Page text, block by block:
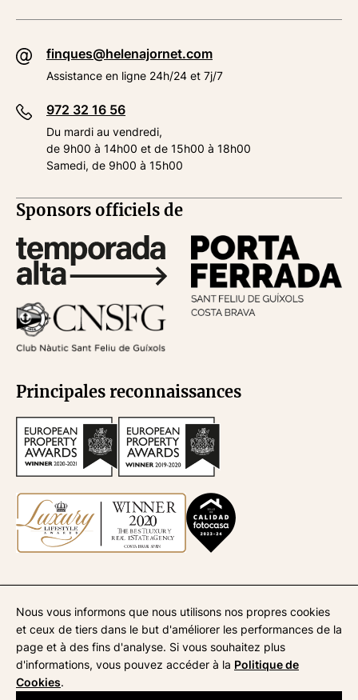
finques@helenajornet.com
Assistance en ligne 24h/24 et 7j/7
972 32 16 56
Du mardi au vendredi,
de 9h00 à 14h00 et de 15h00 à 18h00
Samedi, de 9h00 à 15h00
Sponsors officiels de
Principales reconnaissances
API 670| Syndic de la copropriété945| ATA268| AICAT4435
Mentions légales
Politique de confidentialité
Nous vous informons que nous utilisons nos propres cookies
et ceux de tiers dans le but d'améliorer les performances de la
page et à des fins d'analyse. Si vous souhaitez plus
d'informations, vous pouvez accéder à la Politique de
Cookies.